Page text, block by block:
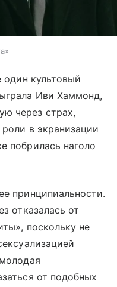
культовый
Иви Хаммонд,
через страх,
в экранизации
побрилась наголо
принципиальности.
отказалась от
поскольку не
от подобных